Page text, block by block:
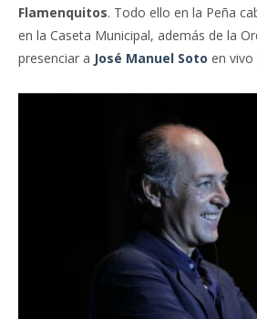
Flamenquitos. Todo ello en la Peña
en la Caseta Municipal, además de la
presenciar a José Manuel Soto en